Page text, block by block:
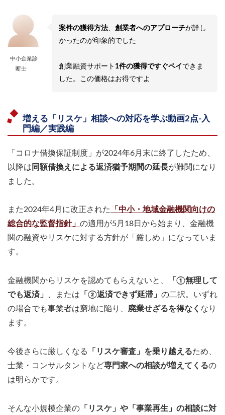
中小企業診
断士
案件の獲得方法、創業者へのアプローチが詳し
かったのが印象的でした
創業融資サポート 1件の獲得ですぐペイできま
した。この価格はお得ですよ
増える「リスケ」相談への対応を学ぶ動画2点-入
門編／実践編
「コロナ借換保証制度」が2024年6月末に終了したため、
以降は 同額借換えによる返済猶予期間の延長が難関になり
ました。
また2024年4月に改正された
「中小・地域金融機関向けの
総合的な監督指針」 の適用が5月18日から始まり、金融機
関の融資やリスケに対する方針が「厳しめ」になっていま
す。
金融機関からリスケを認めてもらえないと、
「①無理して
でも返済」
、または 「②返済できず延滞」 の二択。いずれ
の場合でも事業者は窮地に陥り、 廃業せざるを得なく なり
ます。
今後さらに厳しくなる 「リスケ審査」を乗り越えるため、
士業・コンサルタントなど専門家への相談が増えてくるの
は明らかです。
そんな小規模企業の 「リスケ」や「事業再生」の相談に対